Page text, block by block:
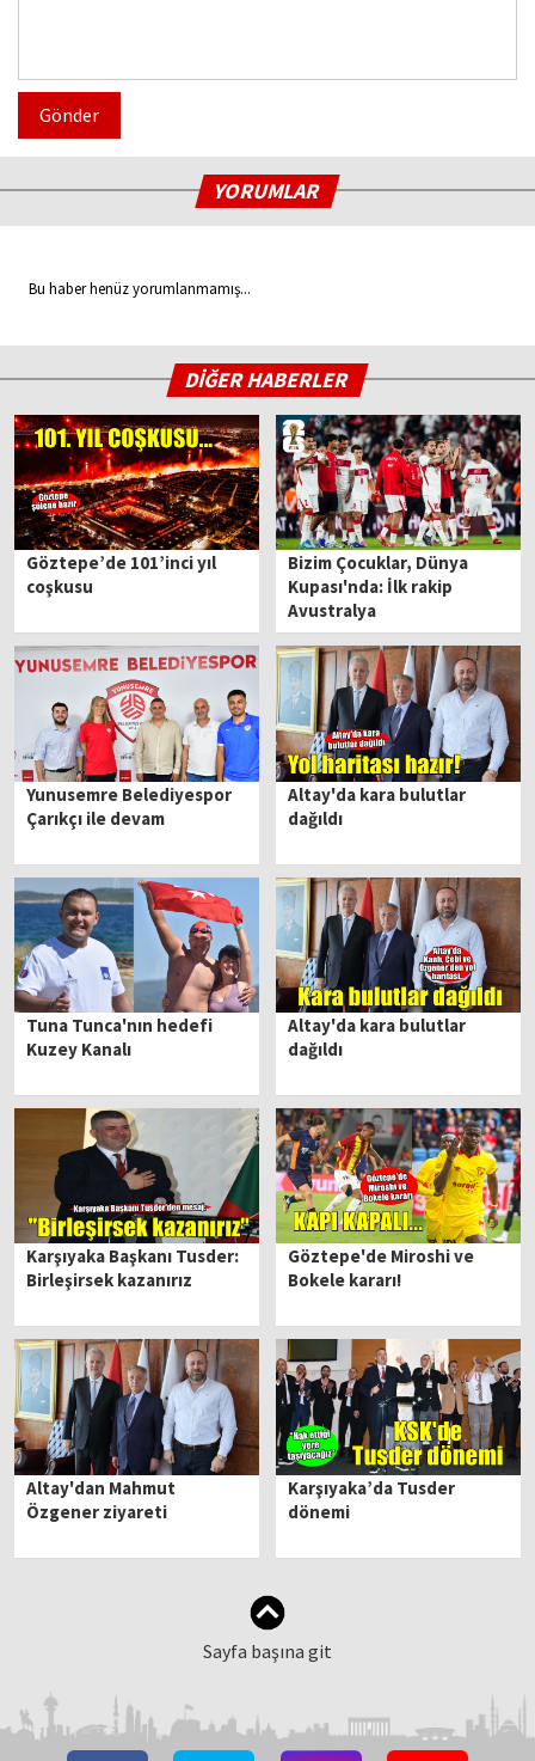
Gönder
YORUMLAR
Bu haber henüz yorumlanmamış...
DİĞER HABERLER
Göztepe’de 101’inci yıl
coşkusu
Bizim Çocuklar, Dünya
Kupası'nda: İlk rakip
Avustralya
Yunusemre Belediyespor
Çarıkçı ile devam
Altay'da kara bulutlar
dağıldı
Tuna Tunca'nın hedefi
Kuzey Kanalı
Altay'da kara bulutlar
dağıldı
Karşıyaka Başkanı Tusder:
Birleşirsek kazanırız
Göztepe'de Miroshi ve
Bokele kararı!
Altay'dan Mahmut
Özgener ziyareti
Karşıyaka’da Tusder
dönemi
Sayfa başına git